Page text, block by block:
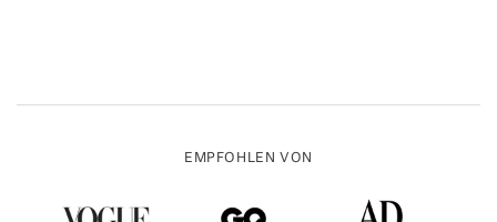
EMPFOHLEN VON